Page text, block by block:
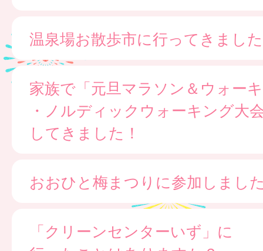
温泉場お散歩市に行ってきました
家族で「元旦マラソン＆ウォー
・ノルディックウォーキング大
してきました！
おおひと梅まつりに参加しまし
「クリーンセンターいず」に